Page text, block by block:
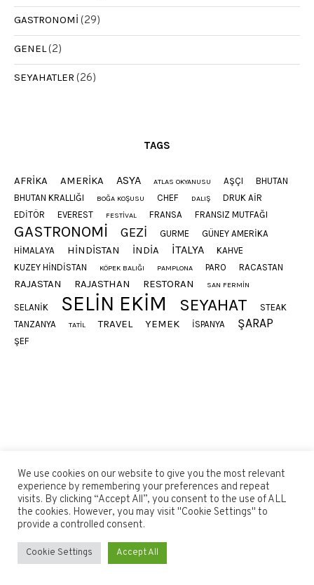
GASTRONOMI (29)
GENEL(2)
SEYAHATLER (26)
TAGS
AFRIKA AMERIKA ASYA ATLAS OKYANUSU AŞÇI
BHUTAN
BHUTAN KRALLIĞI
BOĞA KOŞUSU CHEF DALIŞ
DRUK AIR
EDITÖR
EVEREST FESTIVAL FRANSA FRANSIZ MUTFAĞI
GASTRONOMI GEZI GURME
GÜNEY AMERIKA
HIMALAYA
HINDISTAN INDIA ITALYA
KAHVE
KUZEY HINDISTAN
KÖPEK BALIĞI PAMPLONA PARO RACASTAN
RAJASTAN RAJASTHAN RESTORAN SAN FERMIN
SELANIK SELIN EKIM SEYAHAT
STEAK
TANZANYA
TATIL TRAVEL YEMEK İSPANYA ŞARAP
ŞEF
Selin Ekim © 2021 / All Rights Reserved - Gülfer Işık
We use cookies on our website to give you the most relevant
experience by remembering your preferences and repeat
visits. By clicking “Accept All”, you consent to the use of ALL
the cookies. However, you may visit "Cookie Settings" to
provide a controlled consent.
Cookie Settings Accept All